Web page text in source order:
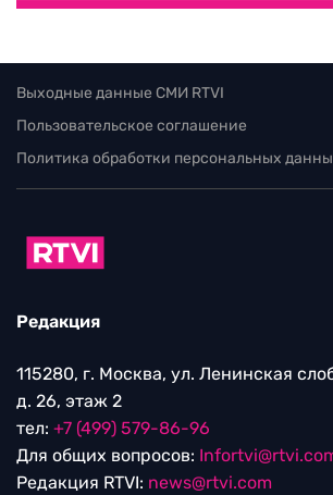
Выходные данные СМИ RTVI
Пользовательское соглашение
Политика обработки персональных
Редакция
115280, г. Москва, ул. Ленинская
д. 26, этаж 2
тел: +7 (499) 579-86-96
Для общих вопросов:
Редакция RTVI: news@rtvi.com